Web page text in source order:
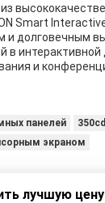
Smart
и долговечным
в
и
панелей
экраном
лучшую